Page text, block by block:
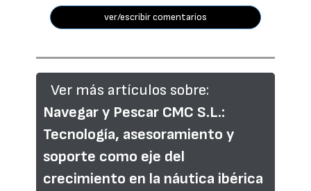
ver/escribir comentarios
Ver más artículos sobre:
Navegar y Pescar CMC S.L.:
Tecnología, asesoramiento y
soporte como eje del
crecimiento en la náutica ibérica